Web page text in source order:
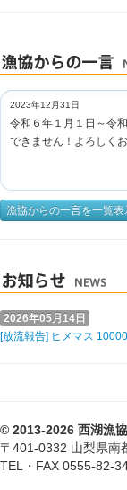
2023年12月31日
令和６年１月１日～令
できません！よろしく
漁協からの一言を一覧表
2026年05月14日
[放流報告] ヒメマス
© 2013-2026 西湖漁
〒401-0332 山梨県南
TEL・FAX 0555-82-